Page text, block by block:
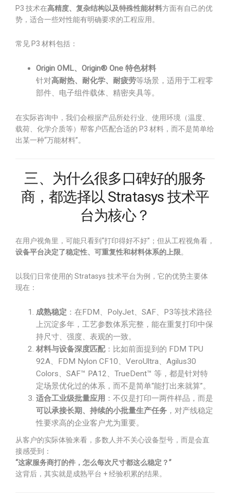
P3 技术在高精度、复杂结构以及特殊性能材料方面有自己的优
势，适合一些对性能有明确要求的工程应用。
常见 P3 材料包括：
Origin OML、Origin® One 特色材料
针对高耐热、耐化学、耐疲劳等场景，适用于工程零
部件、电子组件载体、精密夹具等。
在实际咨询中，我们会根据产品所处行业、使用环境（温度、
载荷、化学介质等）帮客户匹配合适的 P3 材料，而不是简单给
出某一种“万能材料”。
三、为什么很多口碑好的服务
商，都选择以 Stratasys 技术平
台为核心？
在用户视角里，可能只看到“打印得好不好”；但从工程视角看，
设备平台决定了稳定性、可重复性和材料体系的上限。
以我们日常使用的 Stratasys 技术平台为例，它的优势主要体
现在：
成熟稳定 ：在FDM、PolyJet、SAF、P3等技术路径
上沉淀多年，工艺参数体系完整，能在重复打印中保
持尺寸、强度、表观的一致。
材料与设备深度匹配：比如前面提到的 FDM TPU
92A、FDM Nylon CF10、VeroUltra、Agilus30
Colors、SAF™ PA12、TrueDent™ 等，都是针对特
定场景优化过的体系，而不是简单“能打出来就算”。
适合工业级批量应用 ：不仅是打印一两件样品，而是
可以承接长期、持续的小批量生产任务 ，对产线稳定
性要求高的企业客户尤为重要。
从客户的实际体验来看，多数人并不关心设备型号，而是会直
接感受到：
“这家服务商打的件，怎么每次尺寸都这么稳定？”
这背后，其实就是成熟平台 + 经验积累的结果。